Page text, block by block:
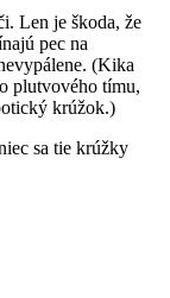
Len je škoda, že
pec na
(Kika
plutvového tímu,
krúžok.)
sa tie krúžky